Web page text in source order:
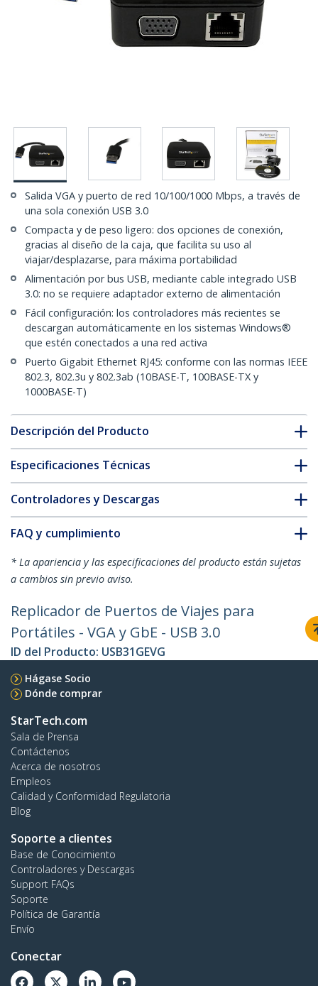
Salida VGA y puerto de red 10/100/1000 Mbps, a través de
una sola conexión USB 3.0
Compacta y de peso ligero: dos opciones de conexión,
gracias al diseño de la caja, que facilita su uso al
viajar/desplazarse, para máxima portabilidad
Alimentación por bus USB, mediante cable integrado USB
3.0: no se requiere adaptador externo de alimentación
Fácil configuración: los controladores más recientes se
descargan automáticamente en los sistemas Windows®
que estén conectados a una red activa
Puerto Gigabit Ethernet RJ45: conforme con las normas IEEE
802.3, 802.3u y 802.3ab (10BASE-T, 100BASE-TX y
1000BASE-T)
Descripción del Producto
Especificaciones Técnicas
Controladores y Descargas
FAQ y cumplimiento
* La apariencia y las especificaciones del producto están sujetas
a cambios sin previo aviso.
Replicador de Puertos de Viajes para
Portátiles - VGA y GbE - USB 3.0
ID del Producto: USB31GEVG
Hágase Socio
Dónde comprar
StarTech.com
Sala de Prensa
Contáctenos
Acerca de nosotros
Empleos
Calidad y Conformidad Regulatoria
Blog
Soporte a clientes
Base de Conocimiento
Controladores y Descargas
Support FAQs
Soporte
Política de Garantía
Envío
Conectar